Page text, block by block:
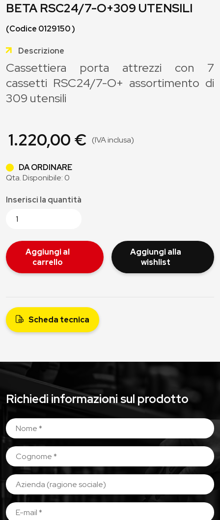
BETA RSC24/7-O+309 UTENSILI
(Codice 0129150 )
Descrizione
Cassettiera porta attrezzi con 7
cassetti RSC24/7-O+ assortimento di
309 utensili
1.220,00 € (IVA inclusa)
DA ORDINARE
Qta. Disponibile: 0
Inserisci la quantità
Aggiungi al
carrello
Aggiungi alla
wishlist
Scheda tecnica
Richiedi informazioni sul prodotto